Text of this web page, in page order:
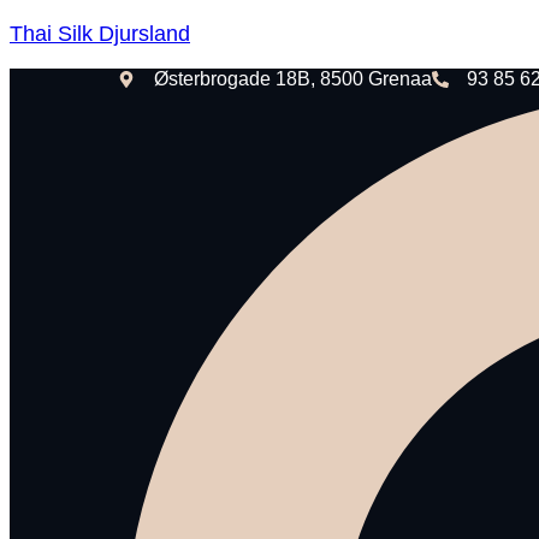
Thai Silk Djursland
Østerbrogade 18B, 8500 Grenaa 93 85